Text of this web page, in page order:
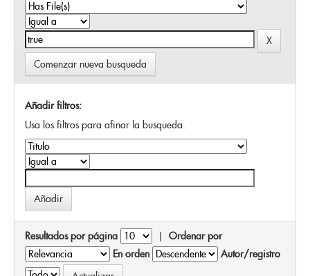
Comenzar nueva busqueda
Añadir filtros:
Usa los filtros para afinar la busqueda.
Resultados por página | Ordenar por
En orden
Autor/registro